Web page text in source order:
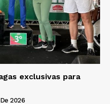
exclusivas para
2026